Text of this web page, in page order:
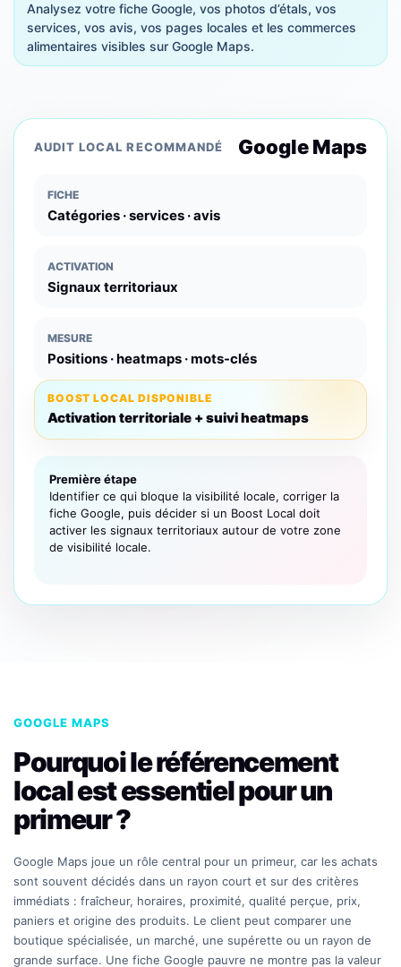
Analysez votre fiche Google, vos photos d’étals, vos
services, vos avis, vos pages locales et les commerces
alimentaires visibles sur Google Maps.
AUDIT LOCAL RECOMMANDÉ Google Maps
FICHE
Catégories · services · avis
ACTIVATION
Signaux territoriaux
MESURE
Positions · heatmaps · mots-clés
BOOST LOCAL DISPONIBLE
Activation territoriale + suivi heatmaps
Première étape
Identifier ce qui bloque la visibilité locale, corriger la
fiche Google, puis décider si un Boost Local doit
activer les signaux territoriaux autour de votre zone
de visibilité locale.
GOOGLE MAPS
Pourquoi le référencement
local est essentiel pour un
primeur ?
Google Maps joue un rôle central pour un primeur, car les achats
sont souvent décidés dans un rayon court et sur des critères
immédiats : fraîcheur, horaires, proximité, qualité perçue, prix,
paniers et origine des produits. Le client peut comparer une
boutique spécialisée, un marché, une supérette ou un rayon de
grande surface. Une fiche Google pauvre ne montre pas la valeur